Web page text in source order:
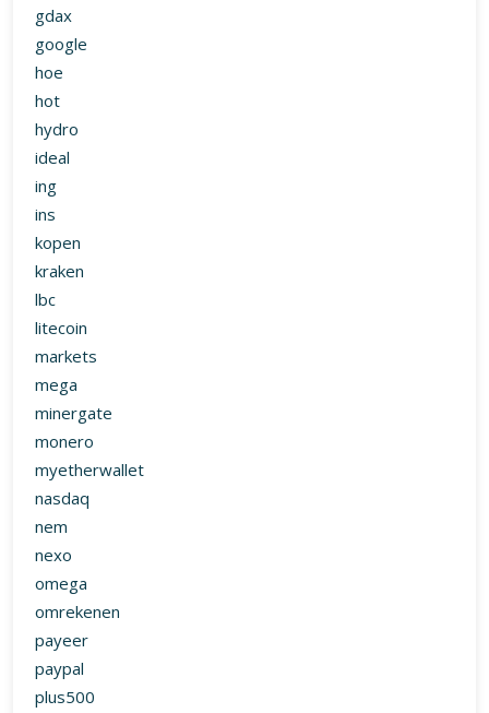
gdax
google
hoe
hot
hydro
ideal
ing
ins
kopen
kraken
lbc
litecoin
markets
mega
minergate
monero
myetherwallet
nasdaq
nem
nexo
omega
omrekenen
payeer
paypal
plus500